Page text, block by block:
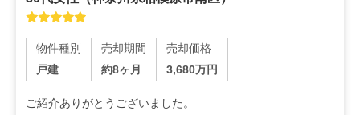
物件種別
戸建
売却期間
約8ヶ月
売却価格
3,680万円
ご紹介ありがとうございました。